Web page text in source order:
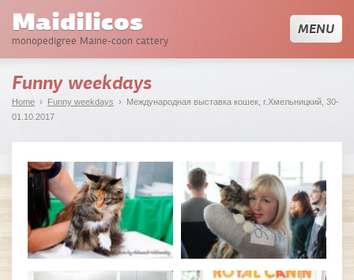
Maidilicos
monopedigree Maine-coon cattery
MENU
Funny weekdays
Home › Funny weekdays › Международная выставка кошек, г.Хмельницкий, 30-
01.10.2017